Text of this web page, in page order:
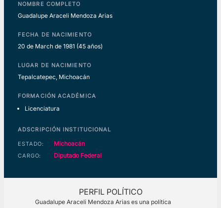
NOMBRE COMPLETO
Guadalupe Araceli Mendoza Arias
FECHA DE NACIMIENTO
20 de March de 1981 (45 años)
LUGAR DE NACIMIENTO
Tepalcatepec, Michoacán
FORMACIÓN ACADÉMICA
Licenciatura
ADSCRIPCIÓN INSTITUCIONAL
ESTADO: Michoacán
CARGO: Diputado Federal
PERFIL POLÍTICO
Guadalupe Araceli Mendoza Arias es una política